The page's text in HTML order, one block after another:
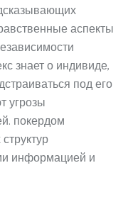
аспекты
знает о индивиде,
под его
угрозы
покердом
информацией и